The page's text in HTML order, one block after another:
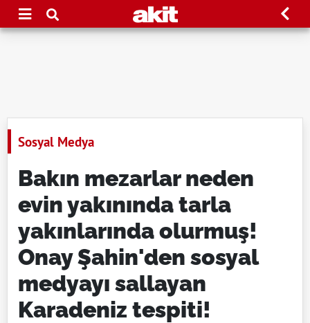
Sosyal Medya
Bakın mezarlar neden
evin yakınında tarla
yakınlarında olurmuş!
Onay Şahin'den sosyal
medyayı sallayan
Karadeniz tespiti!